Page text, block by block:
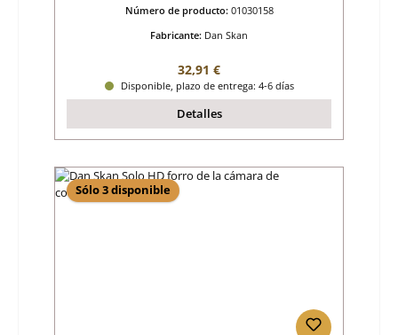
Número de producto: 01030158
Fabricante: Dan Skan
Precio normal:
32,91 €
Disponible, plazo de entrega: 4-6 días
Detalles
Sólo 3 disponible